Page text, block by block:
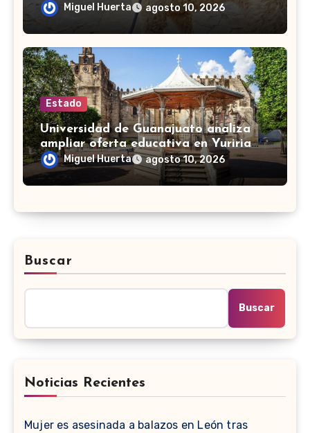
Miguel Huerta agosto 10, 2026
Estado
Universidad de Guanajuato analiza
ampliar oferta educativa en Yuriria
para cubrir demandas de la zona sur
Miguel Huerta agosto 10, 2026
Buscar
Buscar
Noticias Recientes
Mujer es asesinada a balazos en León tras